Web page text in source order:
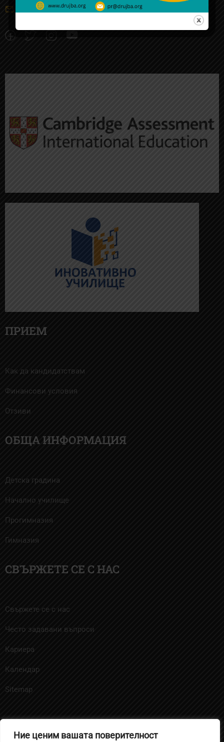
Ние ценим вашата поверителност
sofia@drujba.org
ПРИЕМ
Как да кандидатствам
Финансови условия
Отзиви
ОБЩА ИНФОРМАЦИЯ
Детска градина
Начално училище
Прогимназия
Гимназия
СВЪРЖЕТЕ СЕ С НАС
Свържете се с нас
Често задавани въпроси
Кариера
Календар
Sitemap